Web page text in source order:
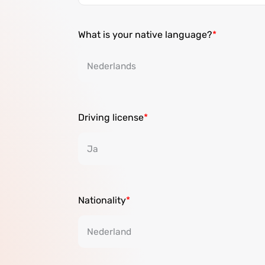
What is your native language?
Driving license
Nationality